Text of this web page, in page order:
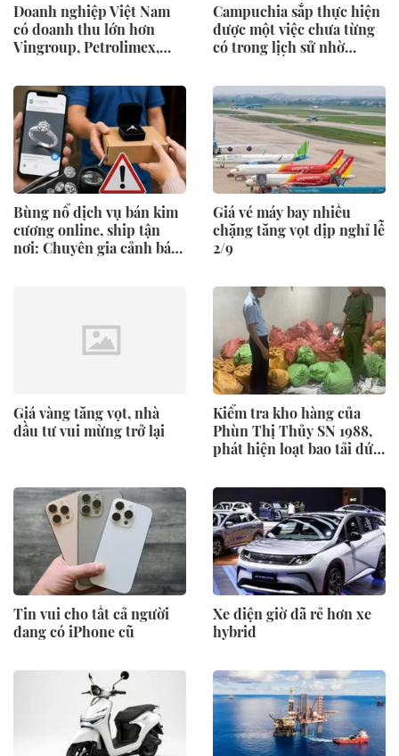
Doanh nghiệp Việt Nam
có doanh thu lớn hơn
Vingroup, Petrolimex,
doanh nghiệp lớn nhất
thế giới
Campuchia sắp thực hiện
được một việc chưa từng
có trong lịch sử nhờ
Bùng nổ dịch vụ bán kim
cương online, ship tận
nơi: Chuyên gia cảnh báo
Giá vé máy bay nhiều
chặng tăng vọt dịp nghỉ lễ
2/9
Giá vàng tăng vọt, nhà
đầu tư vui mừng trở lại
Kiểm tra kho hàng của
Phùn Thị Thủy SN 1988,
phát hiện loạt bao tải dứa
khai của chủ kho hé lộ
điều gì?
Tin vui cho tất cả người
đang có iPhone cũ
Xe điện giờ đã rẻ hơn xe
hybrid